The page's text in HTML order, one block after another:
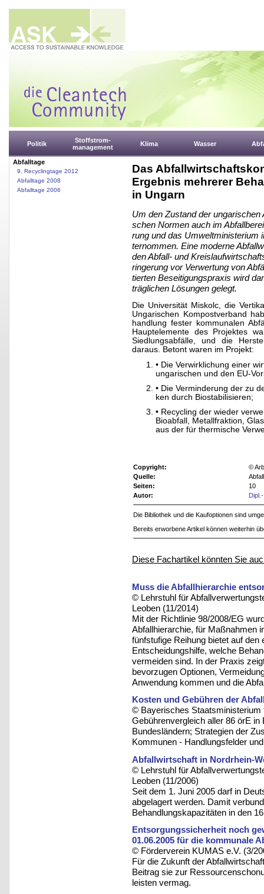
Politik
Stoffstrom-
management
Klima Wasser
Abfalltage
9. Recyclingtage 2012
Abfalltage 2008
Abfalltage 2006
Das
Ergebnis mehrerer
in Ungarn
Um den Zustand der
schen Normen auch im
rung und das Umweltministerium
ternommen. Eine moderne
den Abfall- und
ringerung vor Verwertung von
tierten Beseitigungspraxis wird
träglichen Lösungen gelegt.
Die Universität Miskolc, die
Ungarischen Kompostverband
handlung fester kommunalen
Hauptelemente des Projektes
Siedlungsabfälle, und die
daraus. Betont waren im Projekt:
• Die Verwirklichung einer
ungarischen und den EU-
• Die Verminderung der zu
ken durch Biostabilisieren;
• Recycling der wieder
Bioabfall, Metallfraktion,
aus der für thermische
Copyright:
©
Quelle:
Seiten:
10
Autor:
Die Bibliothek und die Kaufoptionen sind
Bereits erworbene Artikel können weiterhin
Diese Fachartikel könnten Sie
Muss die Abfallhierarchie
© Lehrstuhl für
Leoben (11/2014)
Mit der Richtlinie 98/2008/EG
Abfallhierarchie, für Maßnahmen
fünfstufige Reihung bietet auf
Entscheidungshilfe, welche
vermeiden sind. In der Praxis
bevorzugen Optionen,
Anwendung kommen und die
Kosten und Gebühren der
© Bayerisches Staatsministerium
Gebührenvergleich aller 86 örE in
Bundesländern; Strategien der
Kommunen - Handlungsfelder
Abfallwirtschaft in Nordrhein-
© Lehrstuhl für
Leoben (11/2006)
Seit dem 1. Juni 2005 darf in
abgelagert werden. Damit
Behandlungskapazitäten in den
Entsorgungssicherheit noch
01.06.2005 für die kommunale
© Förderverein KUMAS e.V. (3/
Für die Zukunft der
Beitrag sie zur
leisten vermag.